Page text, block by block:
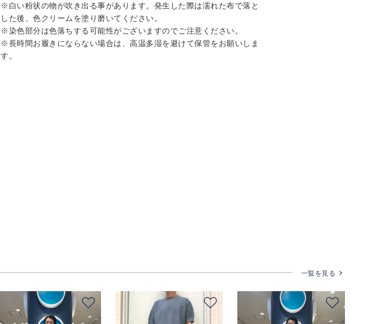
※白い粉状の物が吹き出る事があります。発生した際は濡れた布で落と
した後、色クリームを塗り磨いてください。
※染色部分は色落ちする可能性がございますのでご注意ください。
※長時間お履きにならない場合は、高温多湿を避けて保管をお願いしま
す。
一覧を見る